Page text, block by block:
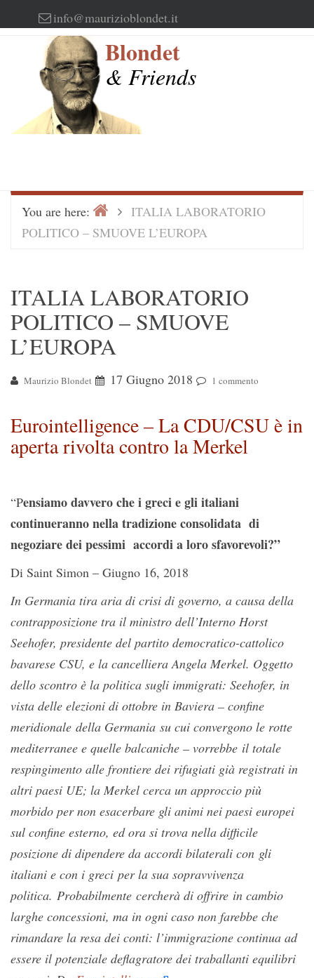
to
info@maurizioblondet.it
Blondet
& Friends
You are here: HomeITALIA LABORATORIO
POLITICO – SMUOVE L’EUROPA
ITALIA LABORATORIO
POLITICO – SMUOVE
L’EUROPA
Maurizio Blondet 17 Giugno 2018 1 commento
Eurointelligence – La CDU/CSU è in
aperta rivolta contro la Merkel
“Pensiamo davvero che i greci e gli italiani
continueranno nella tradizione consolidata di
negoziare dei pessimi accordi a loro sfavorevoli?”
Di Saint Simon – Giugno 16, 2018
In Germania tira aria di crisi di governo, a causa della
contrapposizione tra il ministro dell’Interno Horst
Seehofer, presidente del partito democratico-cattolico
bavarese CSU, e la cancelliera Angela Merkel. Oggetto
dello scontro è la politica sugli immigrati: Seehofer, in
vista delle elezioni di ottobre in Baviera – confine
meridionale della Germania su cui convergono le rotte
mediterranee e quelle balcaniche – vorrebbe il totale
respingimento alle frontiere dei rifugiati già registrati in
altri paesi UE; la Merkel cerca un approccio più
morbido per non esacerbare gli animi nei paesi europei
sul confine esterno, ed ora si trova nella difficile
posizione di dipendere da accordi bilaterali con gli
italiani e con i greci per la sua sopravvivenza
politica. Probabilmente cercherà di offrire in cambio
larghe concessioni, ma in ogni caso non farebbe che
rimandare la resa dei conti: l’immigrazione continua ad
essere il potenziale deflagratore dei traballanti equilibri